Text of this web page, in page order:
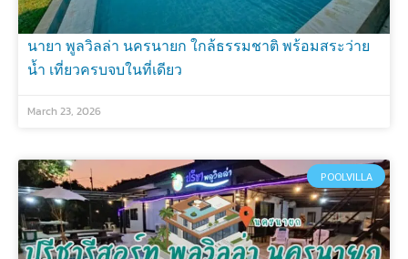
นายา พูลวิลล่า นครนายก ใกล้ธรรมชาติ พร้อมสระว่าย
น้ำ เที่ยวครบจบในที่เดียว
March 23, 2026
POOLVILLA